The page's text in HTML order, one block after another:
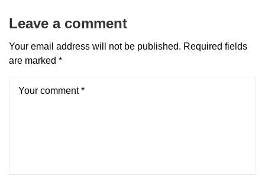
Leave a comment
Your email address will not be published. Required fields
are marked *